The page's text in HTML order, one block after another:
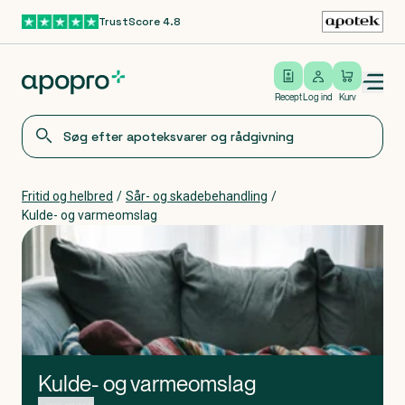
Gå til hovedindholdTrustScore 4.8
Recept
Log ind
Log ind Kurv
Open/close menu
Fritid og helbred / Sår- og skadebehandling /
Kulde- og varmeomslag
Kulde- og varmeomslag